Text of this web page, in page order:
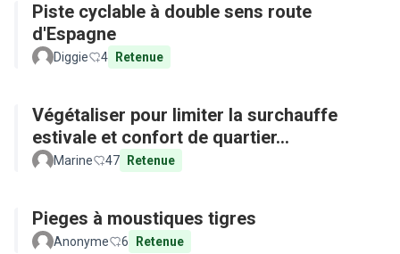
Piste cyclable à double sens route
d'Espagne
Diggie 4 Retenue
Végétaliser pour limiter la surchauffe
estivale et confort de quartier...
Marine 47 Retenue
Pieges à moustiques tigres
Anonyme 6 Retenue